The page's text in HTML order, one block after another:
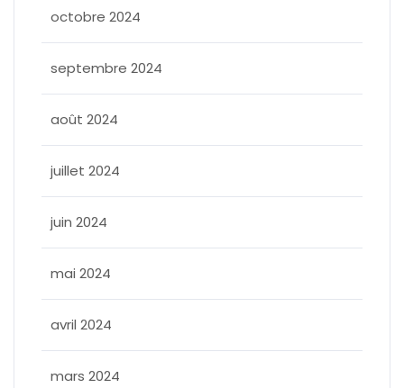
octobre 2024
septembre 2024
août 2024
juillet 2024
juin 2024
mai 2024
avril 2024
mars 2024